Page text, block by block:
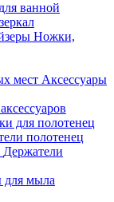
ванной
Ножки,
Аксессуары
для полотенец
полотенец
Держатели
для мыла